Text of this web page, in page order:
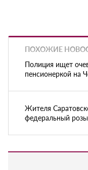
ПОХОЖИЕ
Полиция ищет
пенсионеркой на
Жителя
федеральный